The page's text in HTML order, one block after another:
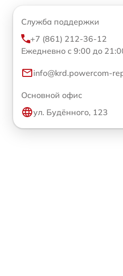
Служба поддержки
+7 (861) 212-36-12
Ежедневно с 9:00 до
info@krd.powercom-
Основной офис
ул. Будённого, 123